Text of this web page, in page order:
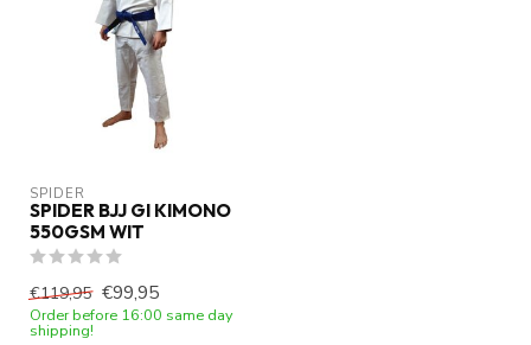
SPIDER
SPIDER BJJ GI KIMONO
550GSM WIT
€119,95 €99,95
Order before 16:00 same day
shipping!